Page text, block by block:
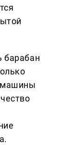
барабан
машины